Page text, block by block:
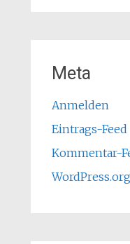
Meta
Anmelden
Eintrags-Feed
Kommentar-
WordPress.org